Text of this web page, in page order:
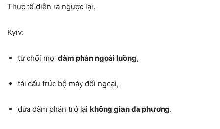
Thực tế diễn ra ngược lại.
Kyiv:
từ chối mọi đàm phán ngoài luồng,
tái cấu trúc bộ máy đối ngoại,
đưa đàm phán trở lại không gian đa phương.